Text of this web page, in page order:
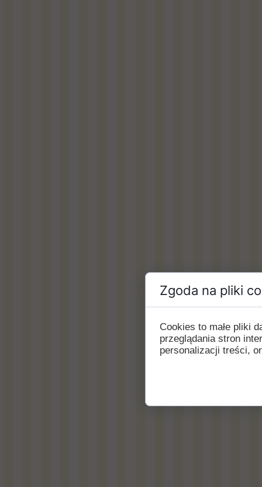
Zgoda na pliki
Cookies to małe pliki
przeglądania stron
personalizacji treści,